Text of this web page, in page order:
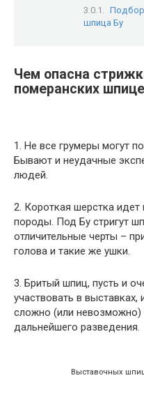
шпица Бу
Чем опасна
померанских
1. Не все грумеры могут
Бывают и неудачные
людей.
2. Короткая шерстка идет
породы. Под Бу стригут
отличительные черты –
голова и такие же ушки.
3. Бритый шпиц, пусть и
участвовать в
сложно (или невозможно)
дальнейшего разведения.
Выставочных